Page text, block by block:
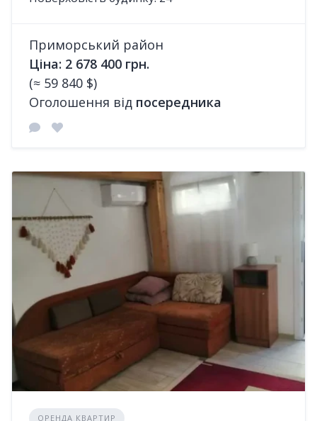
Приморський район
Ціна: 2 678 400 грн.
(≈ 59 840 $)
Оголошення від посередника
ОРЕНДА КВАРТИР